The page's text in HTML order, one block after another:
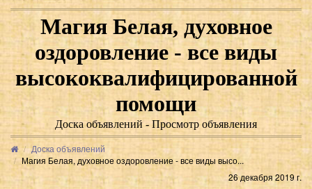
Магия Белая, духовное
оздоровление - все виды
высококвалифицированной
помощи
Доска объявлений - Просмотр объявления
Доска объявлений
Магия Белая, духовное оздоровление - все виды высо...
26 декабря 2019 г.